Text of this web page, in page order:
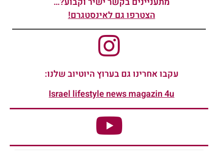
הצטרפו גם לאינסטגרם!
עקבו אחרינו גם בערוץ היוטיוב שלנו:
Israel lifestyle news magazin 4u